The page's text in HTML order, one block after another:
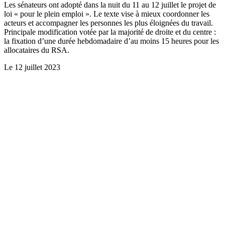
Les sénateurs ont adopté dans la nuit du 11 au 12 juillet le projet de
loi « pour le plein emploi ». Le texte vise à mieux coordonner les
acteurs et accompagner les personnes les plus éloignées du travail.
Principale modification votée par la majorité de droite et du centre :
la fixation d’une durée hebdomadaire d’au moins 15 heures pour les
allocataires du RSA.
Le 12 juillet 2023